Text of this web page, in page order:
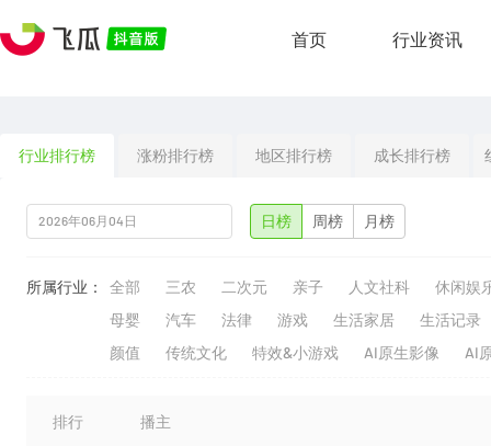
首页 行业资讯
行业排行榜 涨粉排行榜 地区排行榜 成长排行榜
日榜 周榜 月榜
所属行业： 全部 三农 二次元 亲子 人文社科
休闲娱
母婴
汽车 法律 游戏 生活家居
生活记录
颜值
传统文化 特效&小游戏 AI原生影像 AI
排行 播主